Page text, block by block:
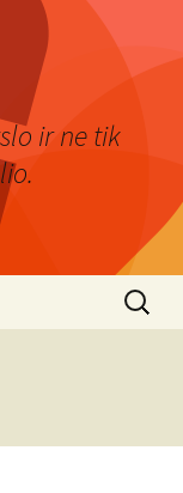
ir ne tik
Ieškoti: